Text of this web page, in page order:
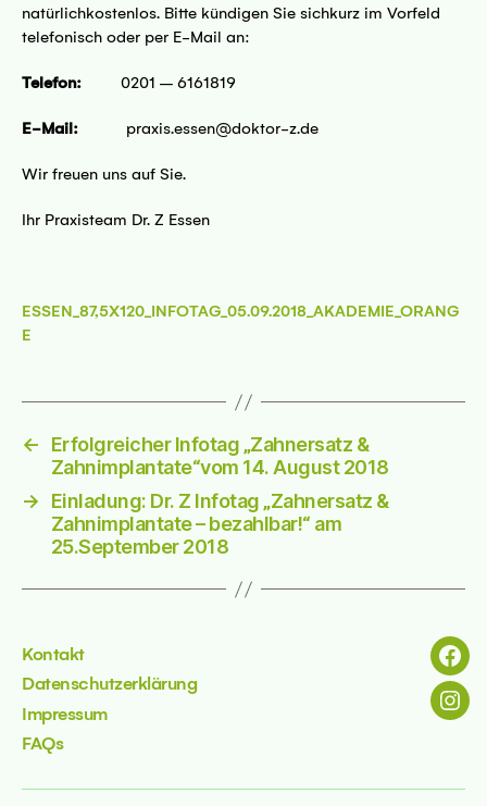
natürlichkostenlos. Bitte kündigen Sie sichkurz im Vorfeld
telefonisch oder per E-Mail an:
Telefon: 0201 – 6161819
E-Mail: praxis.essen@doktor-z.de
Wir freuen uns auf Sie.
Ihr Praxisteam Dr. Z Essen
ESSEN_87,5X120_INFOTAG_05.09.2018_AKADEMIE_ORANG
E
←
Erfolgreicher Infotag „Zahnersatz &
Zahnimplantate“vom 14. August 2018
→
Einladung: Dr. Z Infotag „Zahnersatz &
Zahnimplantate – bezahlbar!“ am
25.September 2018
Kontakt
Datenschutzerklärung
Impressum
FAQs